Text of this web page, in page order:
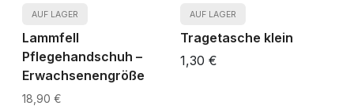
AUF LAGER
Lammfell
Pflegehandschuh –
Erwachsenengröße
18,90 €
AUF LAGER
Tragetasche klein
1,30 €